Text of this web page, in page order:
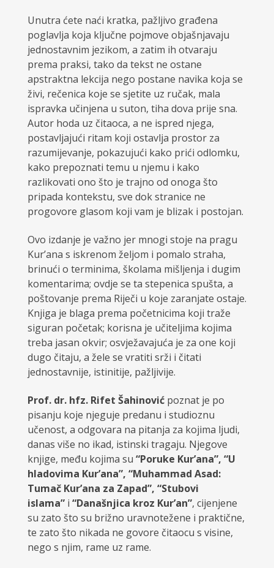
Unutra ćete naći kratka, pažljivo građena
poglavlja koja ključne pojmove objašnjavaju
jednostavnim jezikom, a zatim ih otvaraju
prema praksi, tako da tekst ne ostane
apstraktna lekcija nego postane navika koja se
živi, rečenica koje se sjetite uz ručak, mala
ispravka učinjena u suton, tiha dova prije sna.
Autor hoda uz čitaoca, a ne ispred njega,
postavljajući ritam koji ostavlja prostor za
razumijevanje, pokazujući kako prići odlomku,
kako prepoznati temu u njemu i kako
razlikovati ono što je trajno od onoga što
pripada kontekstu, sve dok stranice ne
progovore glasom koji vam je blizak i postojan.
Ovo izdanje je važno jer mnogi stoje na pragu
Kur’ana s iskrenom željom i pomalo straha,
brinući o terminima, školama mišljenja i dugim
komentarima; ovdje se ta stepenica spušta, a
poštovanje prema Riječi u koje zaranjate ostaje.
Knjiga je blaga prema početnicima koji traže
siguran početak; korisna je učiteljima kojima
treba jasan okvir; osvježavajuća je za one koji
dugo čitaju, a žele se vratiti srži i čitati
jednostavnije, istinitije, pažljivije.
Prof. dr. hfz. Rifet Šahinovićpoznat je po
pisanju koje njeguje predanu i studioznu
učenost, a odgovara na pitanja za kojima ljudi,
danas više no ikad, istinski tragaju. Njegove
knjige, među kojima su “Poruke Kur’ana”, “U
hladovima Kur’ana”, “Muhammad Asad:
Tumač Kur’ana za Zapad”, “Stubovi
islama”i “Današnjica kroz Kur’an”, cijenjene
su zato što su brižno uravnotežene i praktične,
te zato što nikada ne govore čitaocu s visine,
nego s njim, rame uz rame.